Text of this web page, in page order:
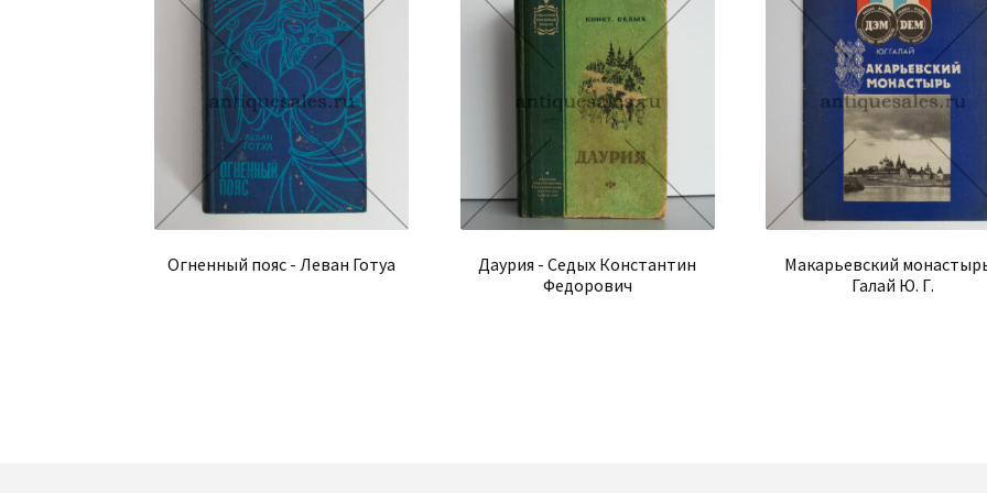
Огненный пояс - Леван Готуа
Даурия - Седых Константин
Федорович
Макарьевский
Галай Ю. Г.